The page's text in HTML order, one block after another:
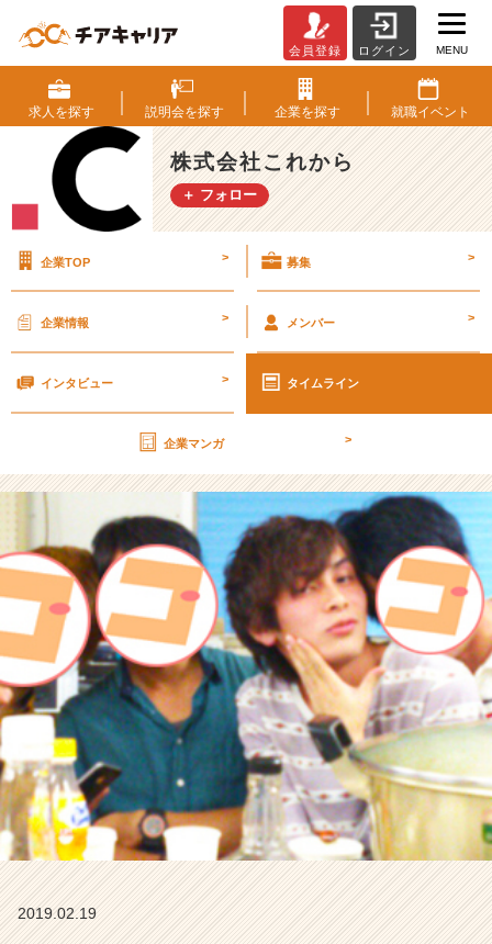
卒
1
期
生、
福
岡
志
学
や
っ
て
い
て
よ
か
っ
た
こ
と
【株
式
会
社
こ
れ
ら
会員登録 ログイン MENU
求人を探す 説明会を探す 企業を探す 就職イベント
株式会社これから
＋ フォロー
企業TOP > 募集 >
企業情報 > メンバー >
インタビュー > タイムライン
企業マンガ >
2019.02.19